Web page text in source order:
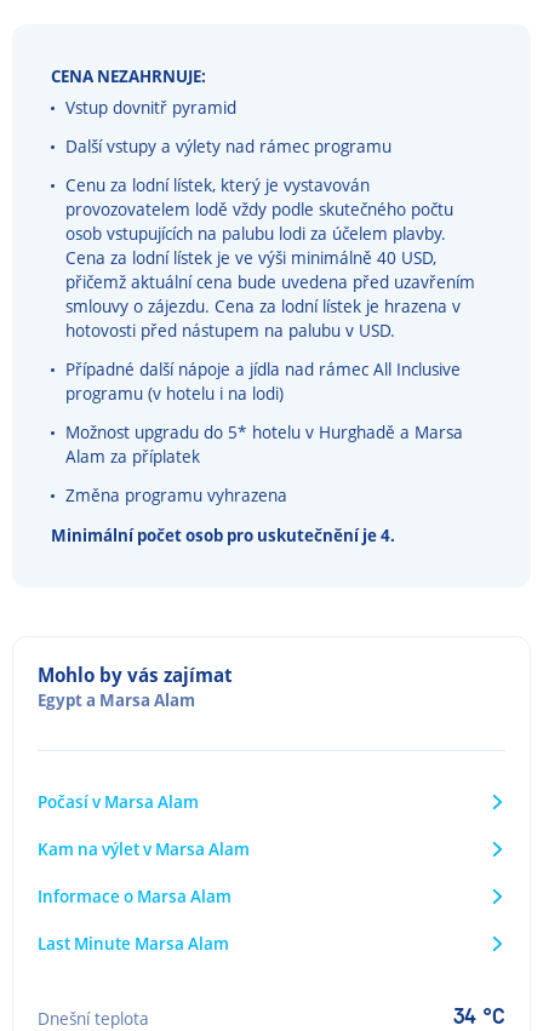
CENA NEZAHRNUJE:
Vstup dovnitř pyramid
Další vstupy a výlety nad rámec programu
Cenu za lodní lístek, který je vystavován
provozovatelem lodě vždy podle skutečného počtu
osob vstupujících na palubu lodi za účelem plavby.
Cena za lodní lístek je ve výši minimálně 40 USD,
přičemž aktuální cena bude uvedena před uzavřením
smlouvy o zájezdu. Cena za lodní lístek je hrazena v
hotovosti před nástupem na palubu v USD.
Případné další nápoje a jídla nad rámec All Inclusive
programu (v hotelu i na lodi)
Možnost upgradu do 5* hotelu v Hurghadě a Marsa
Alam za příplatek
Změna programu vyhrazena
Minimální počet osob pro uskutečnění je 4.
Mohlo by vás zajímat
Egypta Marsa Alam
Počasí v Marsa Alam
Kam na výlet v Marsa Alam
Informace o Marsa Alam
Last Minute Marsa Alam
Dnešní teplota 34 °C